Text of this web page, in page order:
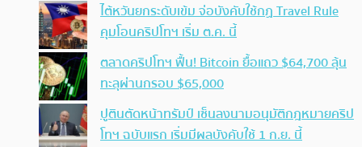
ไต้หวันยกระดับเข้ม จ่อบังคับใช้กฏ Travel Rule
คุมโอนคริปโทฯ เริ่ม ต.ค. นี้
ตลาดคริปโทฯ ฟื้น! Bitcoin ยื้อแถว $64,700 ลุ้น
ทะลุผ่านกรอบ $65,000
ปูตินตัดหน้าทรัมป์ เซ็นลงนามอนุมัติกฎหมายคริป
โทฯ ฉบับแรก เริ่มมีผลบังคับใช้ 1 ก.ย. นี้